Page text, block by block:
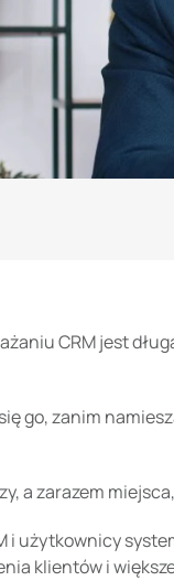
CRM jest
go, zanim
a zarazem
i użytkownicy
klientów i